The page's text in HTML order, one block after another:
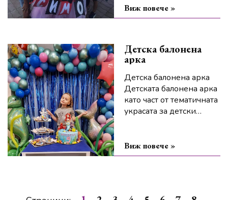
Тик Ток партитата са
едни от най-често
Бургас
Виж повече »
Детска балонена
арка
Детска балонена арка
Детската балонена арка
като част от тематичната
украсата за детски
и подходяща за снимки.
Виж повече »